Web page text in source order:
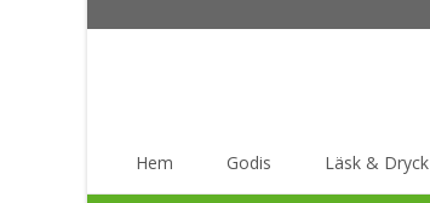
Hem Godis Läsk & Dryck